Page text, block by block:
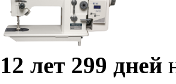
12 лет 299 дней